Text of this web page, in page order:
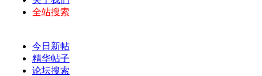
全站搜索
今日新帖
精华帖子
论坛搜索